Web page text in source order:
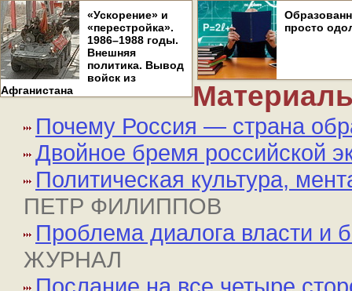
«Ускорение» и
«перестройка».
1986–1988 годы.
Внешняя
политика. Вывод
войск из
Афганистана
просто
Почему Россия — страна
Двойное бремя российской
Политическая культура,
ПЕТР ФИЛИППОВ
Проблема диалога власти и
ЖУРНАЛ